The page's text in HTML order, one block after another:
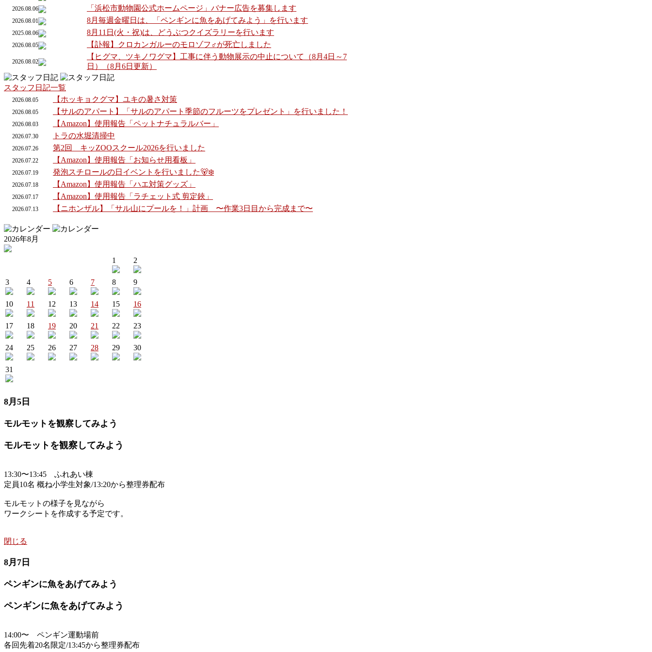
2026.08.06 「浜松市動物園公式ホームページ」バナー広告を募集します
2026.08.01 8月毎週金曜日は、「ペンギンに魚をあげてみよう」を行います
2025.08.06 8月11日(火・祝)は、どうぶつクイズラリーを行います
2026.08.05 【訃報】クロカンガルーのモロゾフ♂が死亡しました
2026.08.02
【ヒグマ、ツキノワグマ】工事に伴う動物展示の中止について（8月4日～7
日）（8月6日更新）
スタッフ日記一覧
2026.08.05 【ホッキョクグマ】ユキの暑さ対策
2026.08.05 【サルのアパート】「サルのアパート季節のフルーツをプレゼント」を行いました！
2026.08.03 【Amazon】使用報告「ペットナチュラルバー」
2026.07.30 トラの水堀清掃中
2026.07.26 第2回 キッZOOスクール2026を行いました
2026.07.22 【Amazon】使用報告「お知らせ用看板」
2026.07.19 発泡スチロールの日イベントを行いました🐻‍❄️
2026.07.18 【Amazon】使用報告「ハエ対策グッズ」
2026.07.17 【Amazon】使用報告「ラチェット式 剪定鋏」
2026.07.13 【ニホンザル】「サル山にプールを！」計画 〜作業3日目から完成まで〜
2026年8月
1 2
3 4 5 6 7 8 9
10 11 12 13 14 15 16
17 18 19 20 21 22 23
24 25 26 27 28 29 30
31
8月5日
モルモットを観察してみよう
モルモットを観察してみよう
13:30〜13:45 ふれあい棟
定員10名 概ね小学生対象/13:20から整理券配布
モルモットの様子を見ながら
ワークシートを作成する予定です。
閉じる
8月7日
ペンギンに魚をあげてみよう
ペンギンに魚をあげてみよう
14:00〜 ペンギン運動場前
各回先着20名限定/13:45から整理券配布